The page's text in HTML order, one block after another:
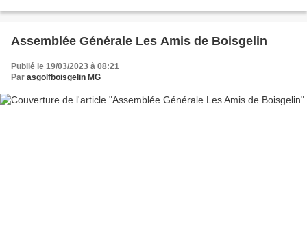
Assemblée Générale Les Amis de Boisgelin
Publié le 19/03/2023 à 08:21
Par asgolfboisgelin MG